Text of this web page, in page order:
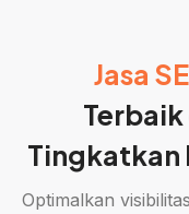
Jasa
Tingkatkan
Optimalkan